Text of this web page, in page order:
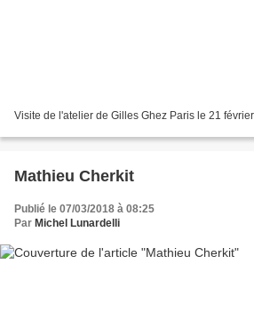
Visite de l'atelier de Gilles Ghez Paris le 21
Mathieu Cherkit
Publié le 07/03/2018 à 08:25
Par Michel Lunardelli